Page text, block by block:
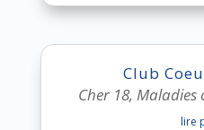
Club
Cher 18,Maladies
lire